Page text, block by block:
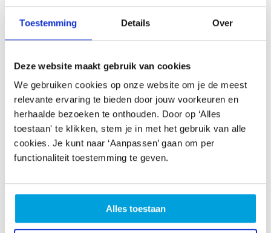
Toestemming Details Over
Deze website maakt gebruik van cookies
We gebruiken cookies op onze website om je de meest
relevante ervaring te bieden door jouw voorkeuren en
herhaalde bezoeken te onthouden. Door op ‘Alles
toestaan' te klikken, stem je in met het gebruik van alle
cookies. Je kunt naar ‘Aanpassen’ gaan om per
functionaliteit toestemming te geven.
Alles toestaan
Projecten met religieuze of politieke doeleinden.
Projecten met een winstoogmerk.
activiteiten.
Financiële ondersteuning voor structurele
activiteiten. De regeling is bedoeld voor
een
extra
en eenmalige ontwikkelbehoefte.
Een vergoeding voor deelnemers, reis- en
verblijfskosten van de deelnemers,
vrijwilligersvergoedingen en attenties, bloemen of
Cateringkosten.
Kosten voor werkzaamheden die bestuursleden van
de vereniging/stichting verrichten (volgens
de Governance Code).